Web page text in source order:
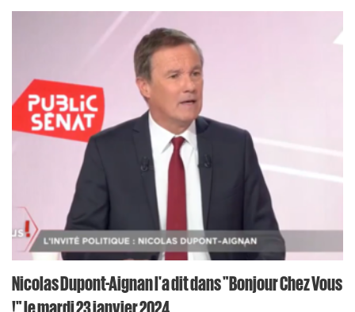
Nicolas Dupont-Aignan l'a dit dans "Bonjour Chez Vous
!" le mardi 23 janvier 2024